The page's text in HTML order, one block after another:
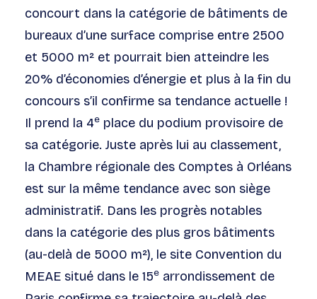
concourt dans la catégorie de bâtiments de
bureaux d’une surface comprise entre 2500
et 5000 m² et pourrait bien atteindre les
20% d’économies d’énergie et plus à la fin du
concours s’il confirme sa tendance actuelle !
Il prend la 4e place du podium provisoire de
sa catégorie. Juste après lui au classement,
la Chambre régionale des Comptes à Orléans
est sur la même tendance avec son siège
administratif. Dans les progrès notables
dans la catégorie des plus gros bâtiments
(au-delà de 5000 m²), le site Convention du
MEAE situé dans le 15e arrondissement de